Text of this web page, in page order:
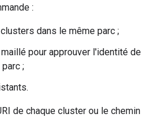
:
dans le même parc ;
pour approuver l'identité de
;
de chaque cluster ou le chemin